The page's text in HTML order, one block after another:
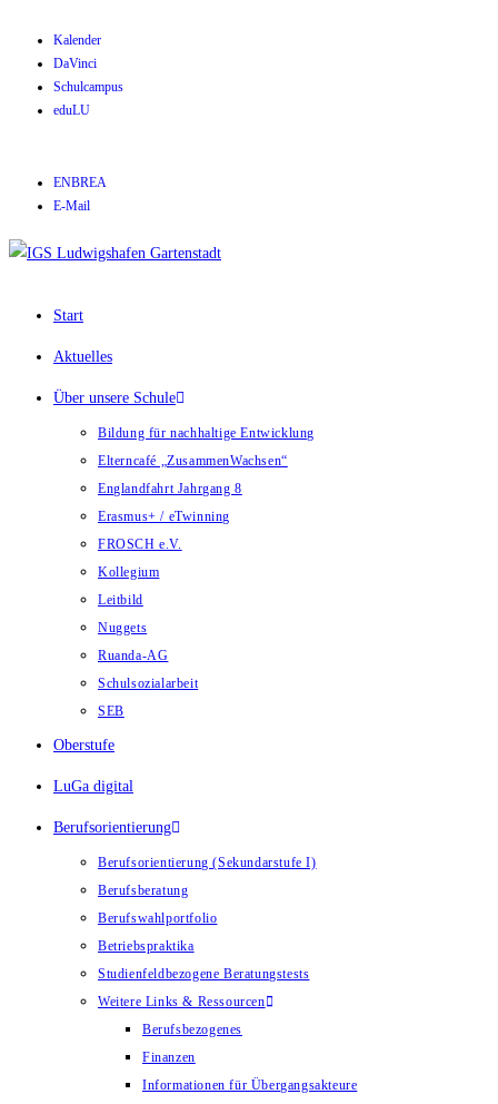
Kalender
DaVinci
Schulcampus
eduLU
ENBREA
E-Mail
Start
Aktuelles
Über unsere Schule
Bildung für nachhaltige Entwicklung
Elterncafé „ZusammenWachsen“
Englandfahrt Jahrgang 8
Erasmus+ / eTwinning
FROSCH e.V.
Kollegium
Leitbild
Nuggets
Ruanda-AG
Schulsozialarbeit
SEB
Oberstufe
LuGa digital
Berufsorientierung
Berufsorientierung (Sekundarstufe I)
Berufsberatung
Berufswahlportfolio
Betriebspraktika
Studienfeldbezogene Beratungstests
Weitere Links & Ressourcen
Berufsbezogenes
Finanzen
Informationen für Übergangsakteure